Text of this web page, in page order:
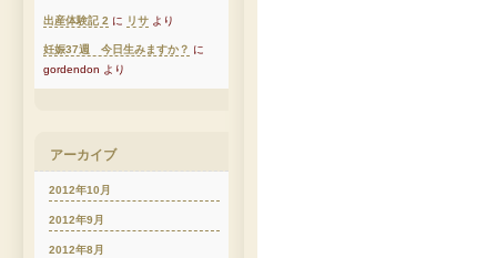
出産体験記 2 に リサ より
妊娠37週 今日生みますか？ に
gordendon より
アーカイブ
2012年10月
2012年9月
2012年8月